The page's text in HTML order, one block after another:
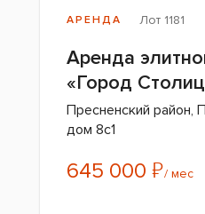
АРЕНДА Лот 1181
Аренда
«Город
Пресненский район,
дом 8с1
645 000 ₽/ мес